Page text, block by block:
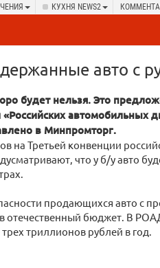
КУХНЯ NEWS2
авто с
будет нельзя. Это
автомобильных
в Минпромторг.
на Третьей конвенции
что у б/у авто
продающихся авто с
отечественный бюджет. В
триллионов рублей в год.